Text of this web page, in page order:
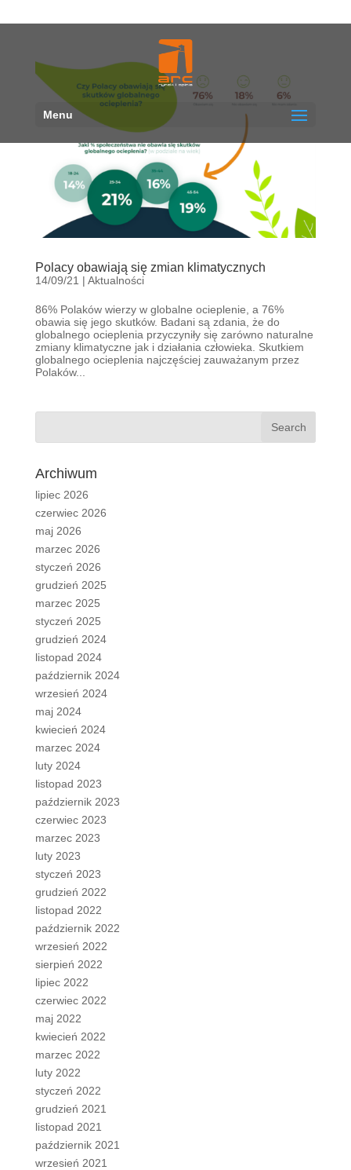
Menu
Polacy obawiają się zmian klimatycznych
14/09/21 | Aktualności
86% Polaków wierzy w globalne ocieplenie, a 76%
obawia się jego skutków. Badani są zdania, że do
globalnego ocieplenia przyczyniły się zarówno naturalne
zmiany klimatyczne jak i działania człowieka. Skutkiem
globalnego ocieplenia najczęściej zauważanym przez
Polaków...
Archiwum
lipiec 2026
czerwiec 2026
maj 2026
marzec 2026
styczeń 2026
grudzień 2025
marzec 2025
styczeń 2025
grudzień 2024
listopad 2024
październik 2024
wrzesień 2024
maj 2024
kwiecień 2024
marzec 2024
luty 2024
listopad 2023
październik 2023
czerwiec 2023
marzec 2023
luty 2023
styczeń 2023
grudzień 2022
listopad 2022
październik 2022
wrzesień 2022
sierpień 2022
lipiec 2022
czerwiec 2022
maj 2022
kwiecień 2022
marzec 2022
luty 2022
styczeń 2022
grudzień 2021
listopad 2021
październik 2021
wrzesień 2021